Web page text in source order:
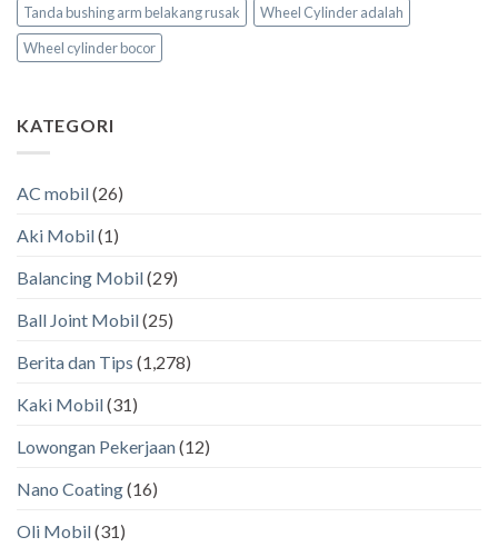
Tanda bushing arm belakang rusak
Wheel Cylinder adalah
Wheel cylinder bocor
KATEGORI
AC mobil(26)
Aki Mobil(1)
Balancing Mobil(29)
Ball Joint Mobil(25)
Berita dan Tips (1,278)
Kaki Mobil(31)
Lowongan Pekerjaan(12)
Nano Coating(16)
Oli Mobil(31)